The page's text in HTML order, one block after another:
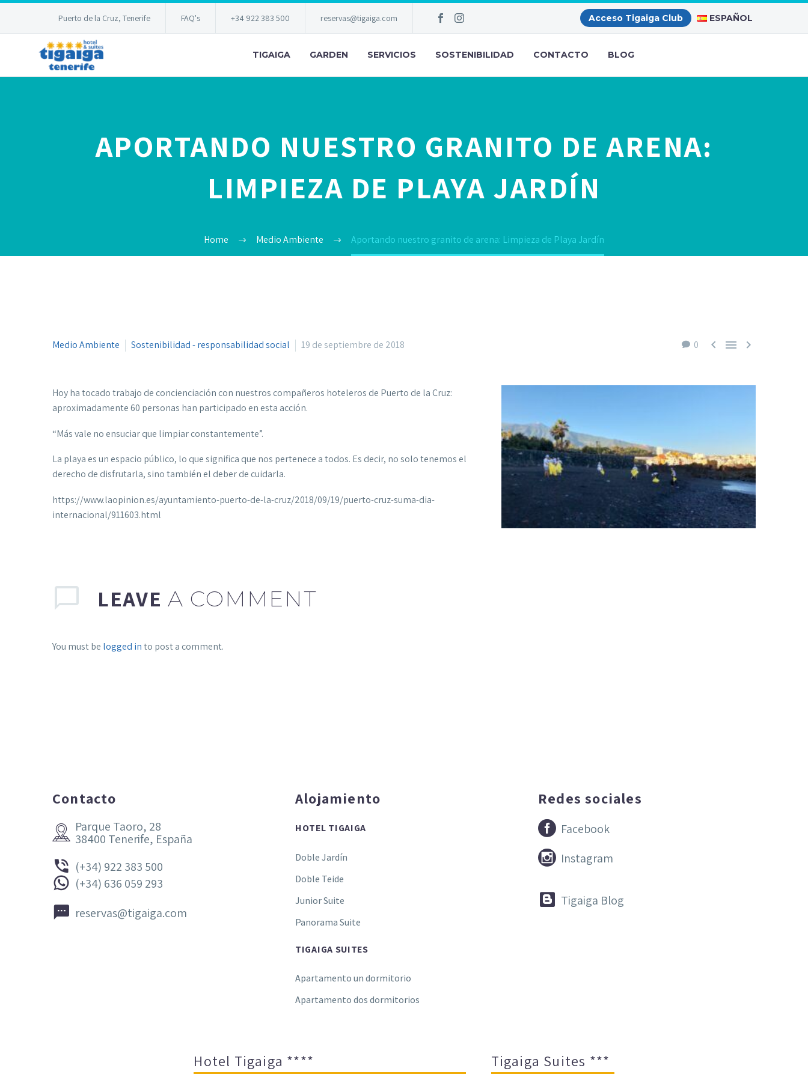
Puerto de la Cruz, Tenerife FAQ's +34 922 383 500 reservas@tigaiga.com Acceso Tigaiga Club ESPAÑOL
TIGAIGA GARDEN SERVICIOS SOSTENIBILIDAD CONTACTO BLOG
APORTANDO NUESTRO GRANITO DE ARENA:
LIMPIEZA DE PLAYA JARDÍN
Home Medio Ambiente Aportando nuestro granito de arena: Limpieza de Playa Jardín
0   
Medio Ambiente Sostenibilidad - responsabilidad social 19 de septiembre de 2018
Hoy ha tocado trabajo de concienciación con nuestros compañeros hoteleros de Puerto de la Cruz:
aproximadamente 60 personas han participado en esta acción.
“Más vale no ensuciar que limpiar constantemente”.
La playa es un espacio público, lo que significa que nos pertenece a todos. Es decir, no solo tenemos el
derecho de disfrutarla, sino también el deber de cuidarla.
https://www.laopinion.es/ayuntamiento-puerto-de-la-cruz/2018/09/19/puerto-cruz-suma-dia-
internacional/911603.html
LEAVE A COMMENT
You must be logged into post a comment.
Contacto

 Parque Taoro, 28
38400 Tenerife, España

 (+34) 922 383 500

 (+34) 636 059 293

 reservas@tigaiga.com
Alojamiento
HOTEL TIGAIGA
Doble Jardín
Doble Teide
Junior Suite
Panorama Suite
TIGAIGA SUITES
Apartamento un dormitorio
Apartamento dos dormitorios
Redes sociales

 Facebook

 Instagram

 Tigaiga Blog
Hotel Tigaiga **** Tigaiga Suites ***